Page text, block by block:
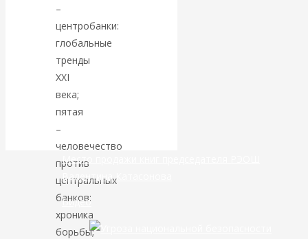
кризис в
банковской
сфере России
уже начался
–
центробанки:
глобальные
тренды
XXI
века;
пятая
–
человечество
против
центральных
банков:
хроника
борьбы;
Место продажи книг председателя РЭОШ
Валентина Катасонова
Видео